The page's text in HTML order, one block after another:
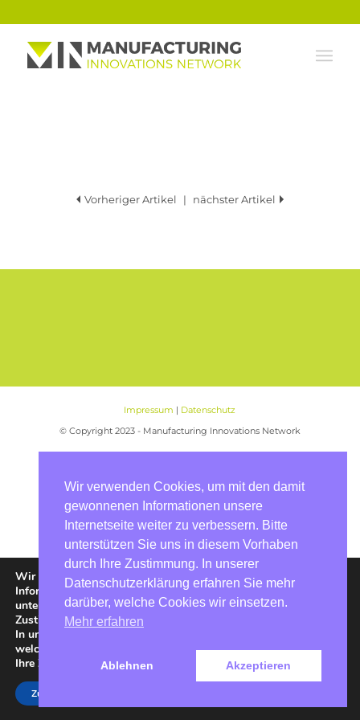
Vorheriger Artikel | nächster Artikel
Impressum | Datenschutz
© Copyright 2023 - Manufacturing Innovations Network
Wir verwenden Cookies, um mit den damit gewonnenen
Informationen unsere Internetseite weiter zu verbessern. Bitte
unterstützen Sie uns in diesem Vorhaben durch Ihre
Zustimmung.
In unserer
welche Cookies wir einsetzen. In denEinstellungenkönnen Sie
Ihre Zustimmung jederzeit widerrufen bzw. auch erteilen.
Zustimmen
Wir verwenden Cookies, um mit den damit
gewonnenen Informationen unsere
Internetseite weiter zu verbessern. Bitte
unterstützen Sie uns in diesem Vorhaben
durch Ihre Zustimmung. In unserer
Datenschutzerklärung erfahren Sie mehr
darüber, welche Cookies wir einsetzen.
Mehr erfahren
Ablehnen Akzeptieren